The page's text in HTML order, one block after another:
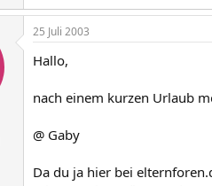
25 Juli 2003
Hallo,
nach einem kurzen Urlaub
@ Gaby
Da du ja hier bei